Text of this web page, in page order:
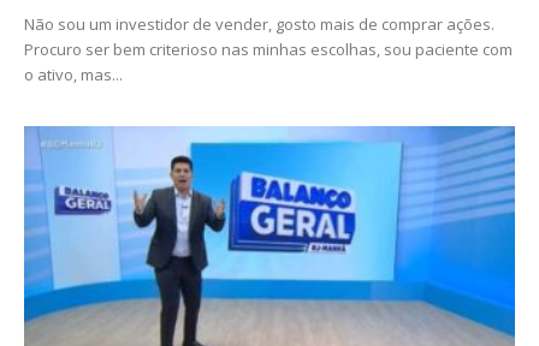
Não sou um investidor de vender, gosto mais de comprar ações.
Procuro ser bem criterioso nas minhas escolhas, sou paciente com
o ativo, mas...